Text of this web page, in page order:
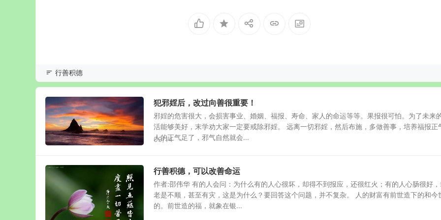
行善积德
犯邪婬后，改过向善很重要！
邪婬的危害很大，会损害事业、婚姻、福报、寿命、家人的命运等等。果报很可怕。为了未来
活能够美好，末学劝大家一定要戒除邪婬。 远离一切邪婬，然后布施，多做善事，培养福报正
人的正气足了，邪气自然就会...
09/14
行善积德，可以改善命运
作者:邵伟华 有的人会问：为什么有的人心很坏，却得不到报应，还很红火；有的人心肠很好
老是不顺，甚至有灾，这是为什么？要回答这个问题，并不复杂。 人的财富有前世造下的和今
的。前世造的福，就象在银...